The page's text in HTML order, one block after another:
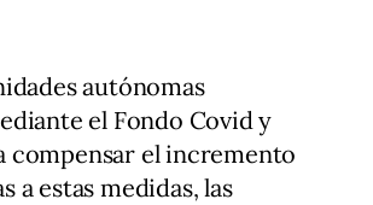
autónomas
el Fondo Covid y
compensar el incremento
a estas medidas, las